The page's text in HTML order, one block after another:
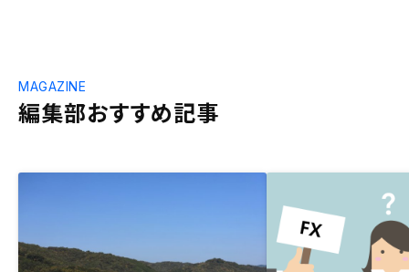
編集部おすすめ記事
MAGAZINE